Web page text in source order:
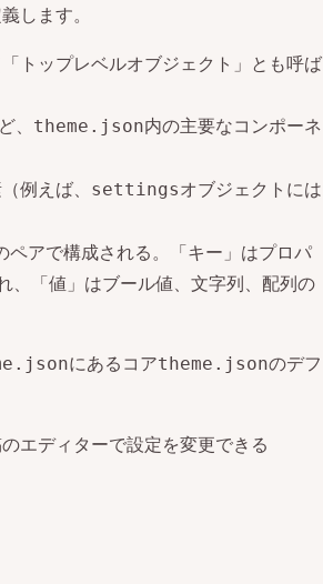
します。
トップレベルオブジェクト」とも呼ば
、 theme.json内の主要なコンポーネ
例えば、 settingsオブジェクトには
ペアで構成される。「キー」はプロパ
、「値」はブール値、文字列、配列の
にあるコアtheme.jsonのデフ
エディターで設定を変更できる